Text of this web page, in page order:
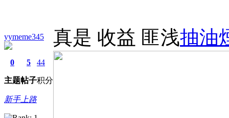
yymeme345
0
主题
5
帖子
44
积分
新手上路
真是 收益 匪浅抽油